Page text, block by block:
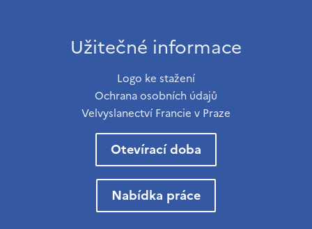
Užitečné informace
Logo ke stažení
Ochrana osobních údajů
Velvyslanectví Francie v Praze
Otevírací doba
Nabídka práce